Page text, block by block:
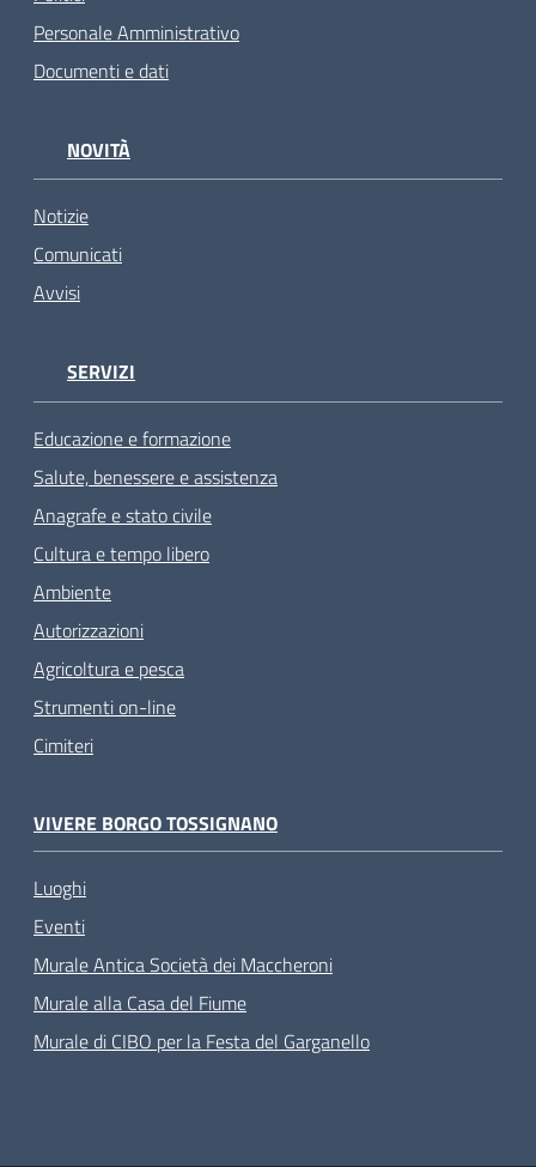
Personale Amministrativo
Documenti e dati
NOVITÀ
Notizie
Comunicati
Avvisi
SERVIZI
Educazione e formazione
Salute, benessere e assistenza
Anagrafe e stato civile
Cultura e tempo libero
Ambiente
Autorizzazioni
Agricoltura e pesca
Strumenti on-line
Cimiteri
VIVERE BORGO TOSSIGNANO
Luoghi
Eventi
Murale Antica Società dei Maccheroni
Murale alla Casa del Fiume
Murale di CIBO per la Festa del Garganello